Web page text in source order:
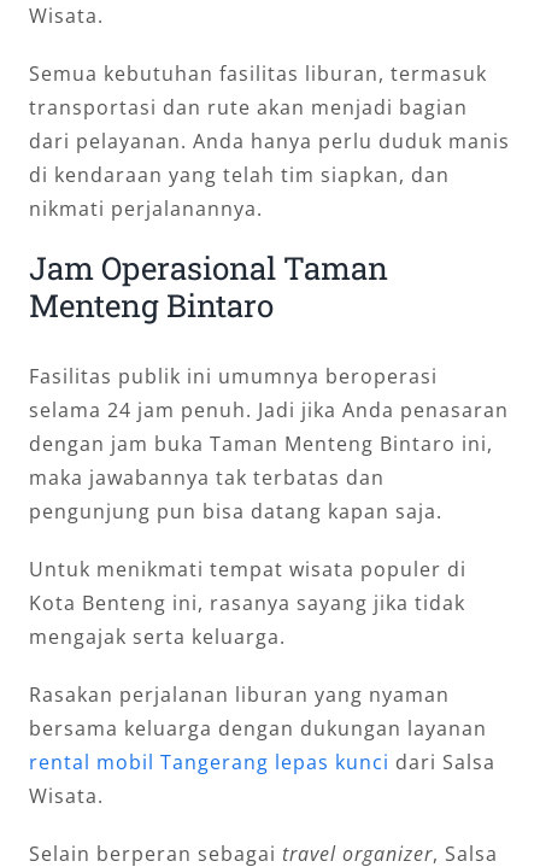
Wisata.
Semua kebutuhan fasilitas liburan, termasuk
transportasi dan rute akan menjadi bagian
dari pelayanan. Anda hanya perlu duduk manis
di kendaraan yang telah tim siapkan, dan
nikmati perjalanannya.
Jam Operasional Taman
Menteng Bintaro
Fasilitas publik ini umumnya beroperasi
selama 24 jam penuh. Jadi jika Anda penasaran
dengan jam buka Taman Menteng Bintaro ini,
maka jawabannya tak terbatas dan
pengunjung pun bisa datang kapan saja.
Untuk menikmati tempat wisata populer di
Kota Benteng ini, rasanya sayang jika tidak
mengajak serta keluarga.
Rasakan perjalanan liburan yang nyaman
bersama keluarga dengan dukungan layanan
rental mobil Tangerang lepas kunci dari Salsa
Wisata.
Selain berperan sebagai travel organizer, Salsa